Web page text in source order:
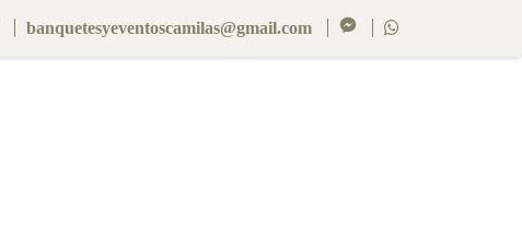
banquetesyeventoscamilas@gmail.com